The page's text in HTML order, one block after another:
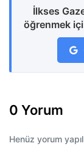
İlkses
öğrenmek
0 Yorum
Henüz yorum